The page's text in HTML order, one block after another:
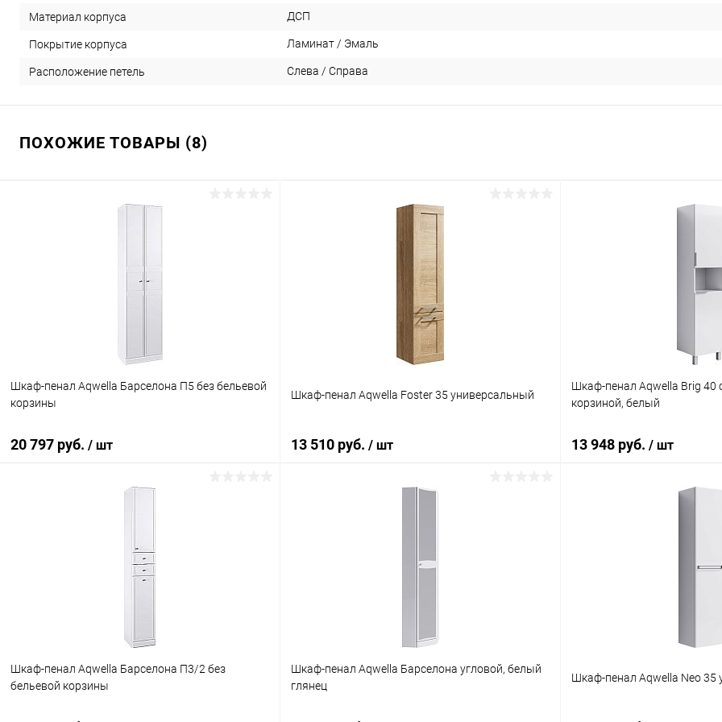
Материал корпуса ДСП
Покрытие корпуса Ламинат / Эмаль
Расположение петель Слева / Справа
ПОХОЖИЕ ТОВАРЫ (8)
Шкаф-пенал Aqwella Барселона П5 без бельевой
корзины
20 797 руб. / шт
Шкаф-пенал Aqwella Foster 35 универсальный
13 510 руб. / шт
Шкаф-пенал Aqwella Brig 40
корзиной, белый
13 948 руб. / шт
Шкаф-пенал Aqwella Барселона П3/2 без
бельевой корзины
Шкаф-пенал Aqwella Барселона угловой, белый
глянец
Шкаф-пенал Aqwella Neo 35